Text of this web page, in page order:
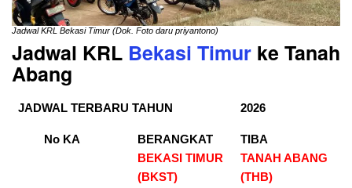
Jadwal KRL Bekasi Timur (Dok. Foto daru priyantono)
Jadwal KRL Bekasi Timur ke Tanah
Abang
JADWAL TERBARU TAHUN 2026
No KA
BERANGKAT
BEKASI TIMUR
(BKST)
TIBA
TANAH ABANG
(THB)